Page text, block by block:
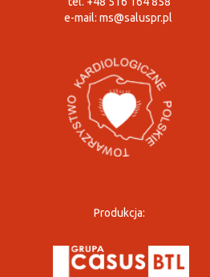
e-mail: ms@saluspr.pl
Produkcja: